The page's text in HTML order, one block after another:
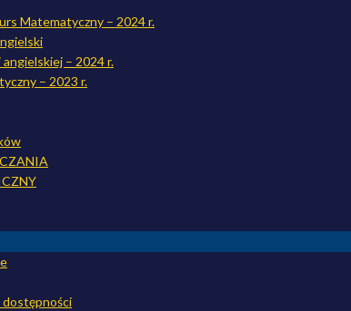
Matematyczny – 2024 r.
– 2024 r.
– 2023 r.